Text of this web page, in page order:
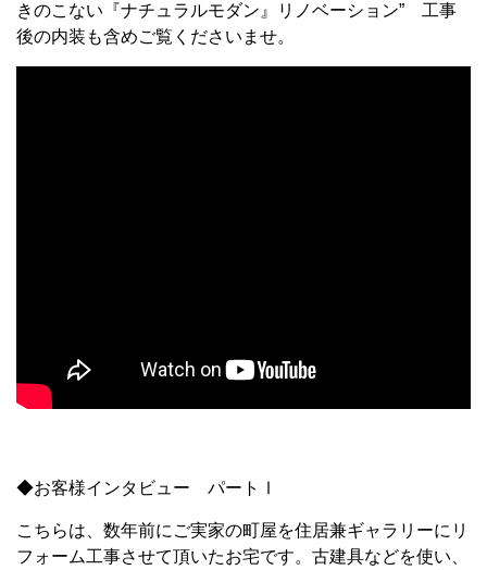
きのこない『ナチュラルモダン』リノベーション” 工事
後の内装も含めご覧くださいませ。
◆お客様インタビュー パートⅠ
こちらは、数年前にご実家の町屋を住居兼ギャラリーにリ
フォーム工事させて頂いたお宅です。古建具などを使い、